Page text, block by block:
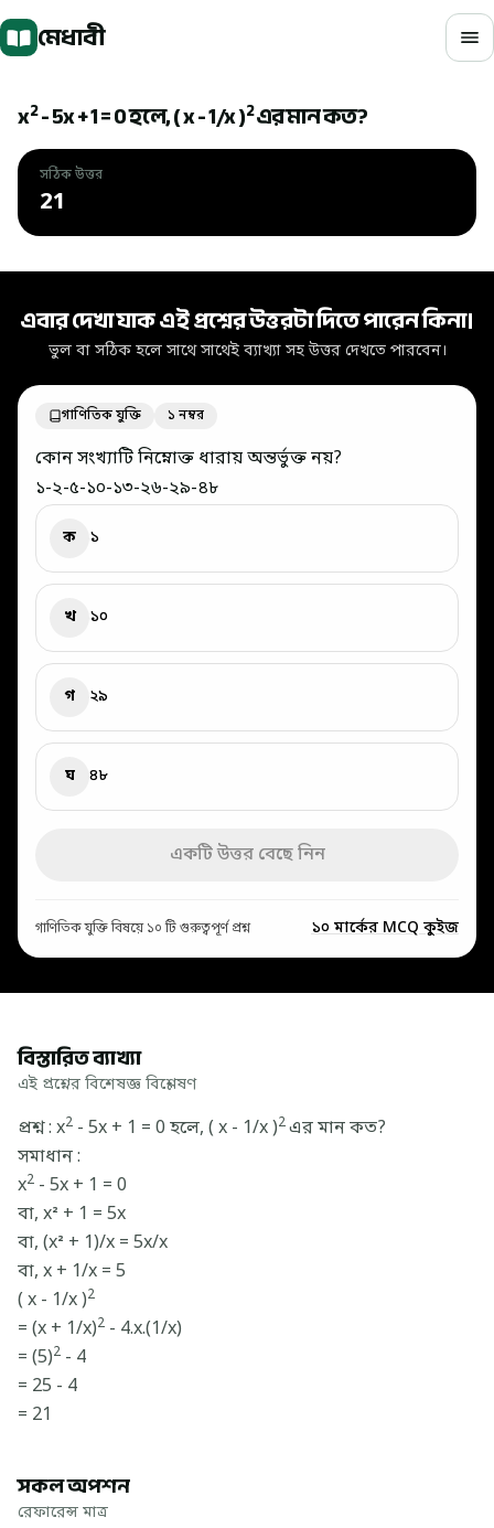
মূল বিষয়বস্তুতে যান
মেধাবী
x2- 5x + 1 = 0 হলে, ( x - 1/x )2এর মান কত?
সঠিক উত্তর
21
সঠিক উত্তর: 21
এবার দেখা যাক এই প্রশ্নের উত্তরটা দিতে পারেন কিনা।
ভুল বা সঠিক হলে সাথে সাথেই ব্যাখ্যা সহ উত্তর দেখতে পারবেন।
গাণিতিক যুক্তি ১ নম্বর
কোন সংখ্যাটি নিম্নোক্ত ধারায় অন্তর্ভুক্ত নয়?
১-২-৫-১০-১৩-২৬-২৯-৪৮
ক ১
খ ১০
গ ২৯
ঘ ৪৮
একটি উত্তর বেছে নিন
গাণিতিক যুক্তি বিষয়ে ১০ টি গুরুত্বপূর্ণ প্রশ্ন ১০ মার্কের MCQ কুইজ
বিস্তারিত ব্যাখ্যা
এই প্রশ্নের বিশেষজ্ঞ বিশ্লেষণ
প্রশ্ন : x2 - 5x + 1 = 0 হলে, ( x - 1/x )2এর মান কত?
সমাধান :
x2 - 5x + 1 = 0
বা, x² + 1 = 5x
বা, (x² + 1)/x = 5x/x
বা, x + 1/x = 5
( x - 1/x )2
= (x + 1/x)2 - 4.x.(1/x)
= (5)2 - 4
= 25 - 4
= 21
সকল অপশন
রেফারেন্স মাত্র